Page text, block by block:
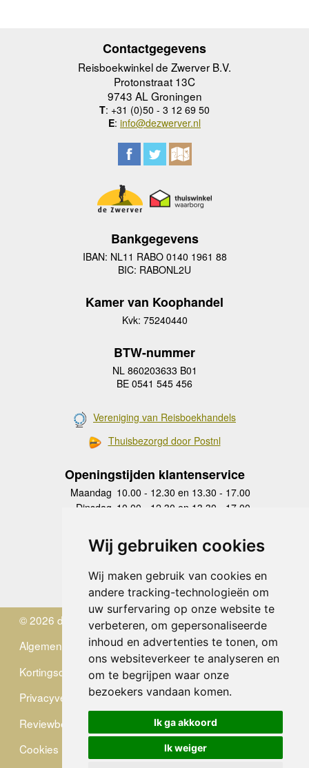
Wij gebruiken cookies
Wij maken gebruik van cookies en
andere tracking-technologieën om
uw surfervaring op onze website te
verbeteren, om gepersonaliseerde
inhoud en advertenties te tonen, om
ons websiteverkeer te analyseren en
om te begrijpen waar onze
bezoekers vandaan komen.
Ik ga akkoord
Ik weiger
Contactgegevens
Reisboekwinkel de Zwerver B.V.
Protonstraat 13C
9743 AL Groningen
T: +31 (0)50 - 3 12 69 50
E: info@dezwerver.nl
Bankgegevens
IBAN: NL11 RABO 0140 1961 88
BIC: RABONL2U
Kamer van Koophandel
Kvk: 75240440
BTW-nummer
NL 860203633 B01
BE 0541 545 456
Vereniging van Reisboekhandels
Thuisbezorgd door Postnl
Openingstijden klantenservice
Maandag 10.00 - 12.30 en 13.30 - 17.00
Dinsdag 10.00 - 12.30 en 13.30 - 17.00
Donderdag
10.00 - 12.30 en 13.30 - 17.00
Vrijdag 10.00 - 12.30 en 13.30 - 17.00
Zaterdag
gesloten
Zondag gesloten
© 2026 de Zwerver
Algemene Voorwaarden
Kortingscode
Privacyverklaring
Reviewbeleid
Cookies